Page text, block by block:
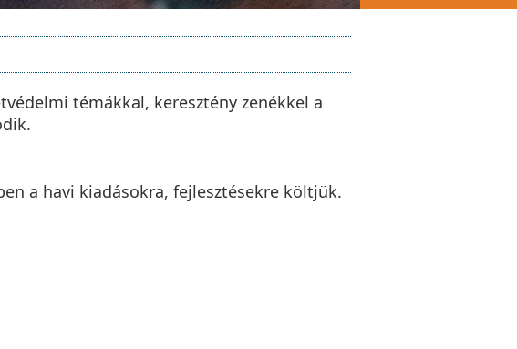
témákkal, keresztény zenékkel a
a havi kiadásokra, fejlesztésekre költjük.